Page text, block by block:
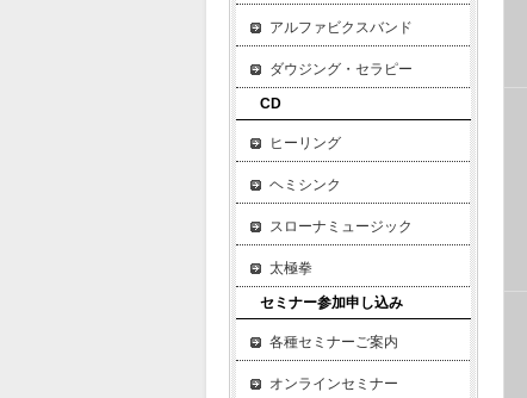
アルファビクスバンド
ダウジング・セラピー
CD
ヒーリング
ヘミシンク
スローナミュージック
太極拳
セミナー参加申し込み
各種セミナーご案内
オンラインセミナー